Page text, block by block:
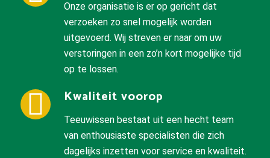
Onze organisatie is er op gericht dat
verzoeken zo snel mogelijk worden
uitgevoerd. Wij streven er naar om uw
verstoringen in een zo’n kort mogelijke tijd
op te lossen.
Kwaliteit voorop
Teeuwissen bestaat uit een hecht team
van enthousiaste specialisten die zich
dagelijks inzetten voor service en kwaliteit.